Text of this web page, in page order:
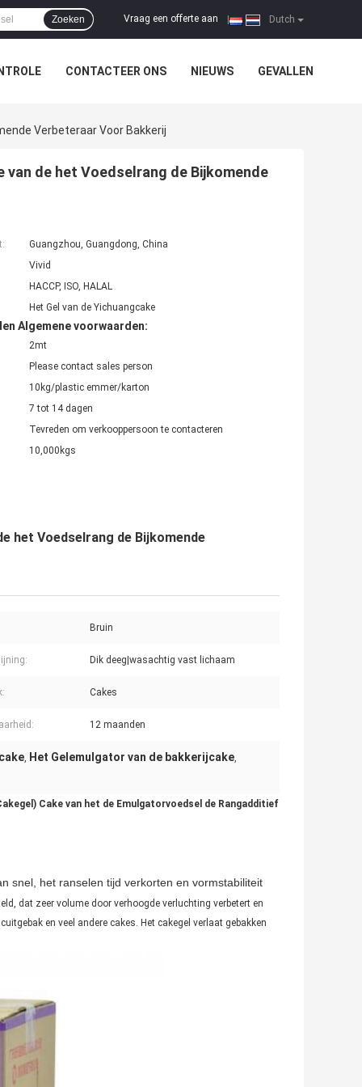
Dutch
Vraag een offerte aan
Zoeken
CONTACTEER ONS NIEUWS GEVALLEN
Verbeteraar Voor Bakkerij
de het Voedselrang de Bijkomende
Guangzhou, Guangdong, China
Vivid
HACCP, ISO, HALAL
Het Gel van de Yichuangcake
Algemene voorwaarden:
2mt
Please contact sales person
10kg/plastic emmer/karton
7 tot 14 dagen
Tevreden om verkooppersoon te contacteren
10,000kgs
het Voedselrang de Bijkomende
Bruin
Dik deeg|wasachtig vast lichaam
Cakes
12 maanden
, Het Gelemulgator van de bakkerijcake,
Cake van het de Emulgatorvoedsel de Rangadditief
snel, het ranselen tijd verkorten en vormstabiliteit
dat zeer volume door verhoogde verluchting verbetert en
en veel andere cakes. Het cakegel verlaat gebakken